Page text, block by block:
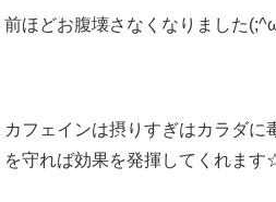
前ほどお腹壊さなくなりました
カフェインは摂りすぎはカラダに
を守れば効果を発揮してくれます